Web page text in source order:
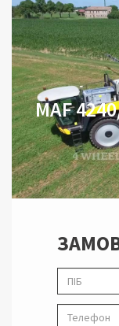
MAF